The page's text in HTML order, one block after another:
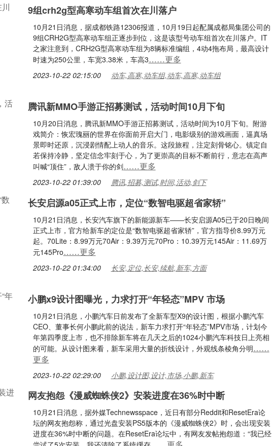
9组crh2g型高寒动车组首次在川落户
10月21日消息，据成都铁路12306报道，10月19日起配属成都局集团公司的
9组CRH2G型高寒动车组正逐步到位，这是该型号动车组首次在川落户。IT
之家注意到，CRH2G型高寒动车组为8辆标准编组，4动4拖布局，最高设计
时速为250公里，车宽3.38米，车高3……更多
2023-10-22 02:15:00 动车,高寒,动车组,动车,高寒,动车组
腾讯新MMO手游正招募测试，活动时间10月下旬
10月20日消息，腾讯新MMO手游正招募测试，活动时间为10月下旬。附游
戏简介：恢宏瑰丽的世界在你面前开启大门，电影级别的游戏画面，逼真场
景即时还原，沉浸剧情配上动人的音乐。这段旅程，注定刻骨铭心。镇定自
若保持冷静，坚定信念牢刻于心，为了更崇高的目标不断前行，意志在高声
叫喊“顶住”，敌人溃于你的剑……更多
2023-10-22 01:39:00 腾讯,招募,测试,时间,活动,剑下
长安启源a05正式上市，定位“数智电驱超省家轿”
10月21日消息，长安汽车旗下的新能源新车——长安启源A05已于20日晚间
正式上市，官方给新车的定位是“数智电驱超省家轿”，官方指导价8.99万元
起。70Lite：8.99万元70Air：9.39万元70Pro：10.39万元145Air：11.69万
元145Pro……更多
2023-10-22 01:34:00 长安,定位,长安,续航,新车,方面
小鹏x9设计图曝光，力求打开“年轻态”MPV 市场
10月21日消息，小鹏汽车日前发布了全新车型X9的设计图，根据小鹏汽车
CEO、董事长何小鹏此前的说法，新车力求打开“年轻态”MPV市场，计划今
年第四季度上市，也不排除新车将在几天之后的1024小鹏汽车科技日上亮相
的可能。从设计图来看，新车采用大量的折线设计，外观线条棱角分明……
更多
2023-10-22 02:29:00 小鹏,设计图,设计,市场,小鹏,新车
网友抱怨《漫威蜘蛛侠2》安装进度在36%时中断
10月21日消息，据外媒Technewsspace，近日有部分Reddit和ResetEra论
坛的网友抱怨称，通过光盘安装PS5版本的《漫威蜘蛛侠2》时，会出现安装
进度在36%时中断的问题。在ResetEra论坛中，有网友发帖抱怨道：“我已经